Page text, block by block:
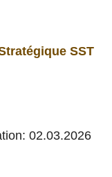
SST
02.03.2026